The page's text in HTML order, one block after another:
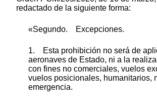
redactado de la siguiente forma:
«Segundo. Excepciones.
1. Esta prohibición no será de
aeronaves de Estado, ni a la
con fines no comerciales, vuelos
vuelos posicionales, humanitarios,
emergencia.